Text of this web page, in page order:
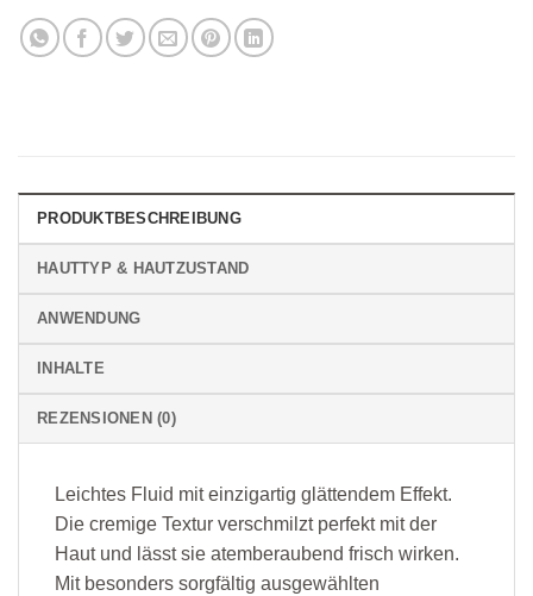
PRODUKTBESCHREIBUNG
HAUTTYP & HAUTZUSTAND
ANWENDUNG
INHALTE
REZENSIONEN (0)
Leichtes Fluid mit einzigartig glättendem Effekt.
Die cremige Textur verschmilzt perfekt mit der
Haut und lässt sie atemberaubend frisch wirken.
Mit besonders sorgfältig ausgewählten